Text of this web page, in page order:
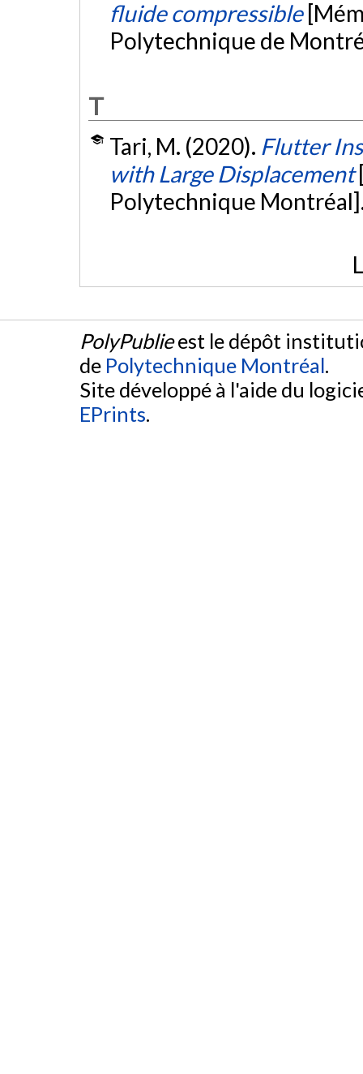
fluide compressible
Polytechnique de
T
Tari, M. (2020). Flutter
with Large Displacement
Polytechnique
PolyPublieest le dépôt
de Polytechnique Montréal.
Site développé à l'aide du
EPrints.